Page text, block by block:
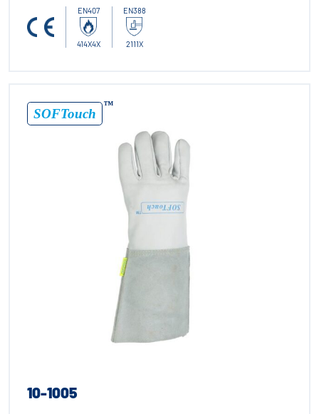
EN407
414X4X
EN388
2111X
SOFTouch
™
10-1005